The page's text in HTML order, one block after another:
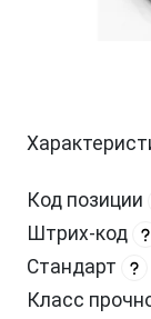
Код позиции
Штрих-код
Стандарт
Класс